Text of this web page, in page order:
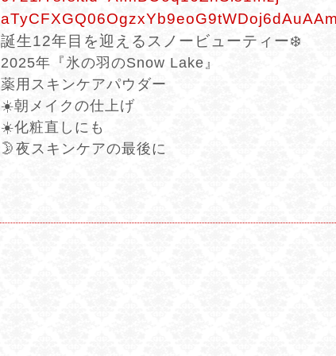
誕生12年目を迎えるスノービューティー❄️
2025年『氷の羽のSnow Lake』
薬用スキンケアパウダー
☀️朝メイクの仕上げ
☀️化粧直しにも
🌛夜スキンケアの最後に